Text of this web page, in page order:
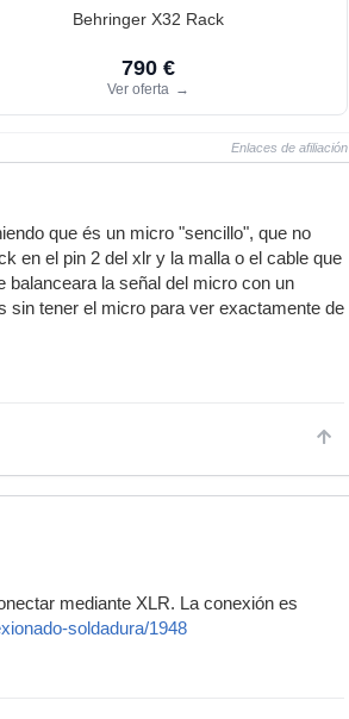
Behringer X32 Rack
790 €
Ver oferta →
Enlaces de afiliación
que és un micro "sencillo", que no
en el pin 2 del xlr y la malla o el cable que
balanceara la señal del micro con un
sin tener el micro para ver exactamente de
mediante XLR. La conexión es
soldadura/1948